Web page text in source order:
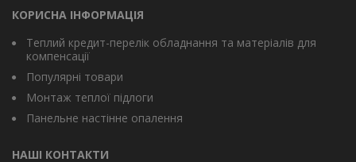
КОРИСНА ІНФОРМАЦІЯ
Теплий кредит-перелік обладнання та матеріалів для
компенсації
Популярні товари
Монтаж теплої підлоги
Панельне настінне опалення
НАШІ КОНТАКТИ